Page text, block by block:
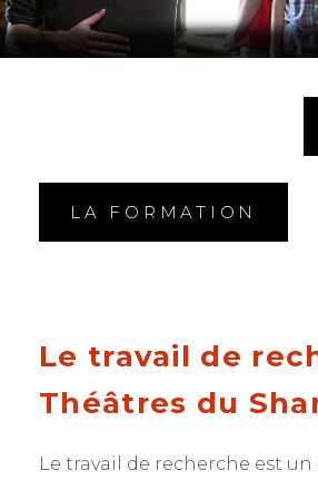
LA FORMATION
Le travail de
Théâtres du
Le travail de recherche est